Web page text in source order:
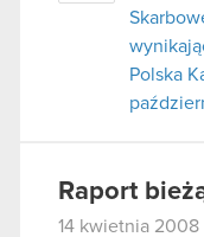
Polska
Raport
14 kwietnia